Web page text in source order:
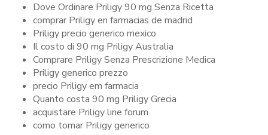
Dove Ordinare Priligy 90 mg Senza Ricetta
comprar Priligy en farmacias de madrid
Priligy precio generico mexico
Il costo di 90 mg Priligy Australia
Comprare Priligy Senza Prescrizione Medica
Priligy generico prezzo
precio Priligy em farmacia
Quanto costa 90 mg Priligy Grecia
acquistare Priligy line forum
como tomar Priligy generico